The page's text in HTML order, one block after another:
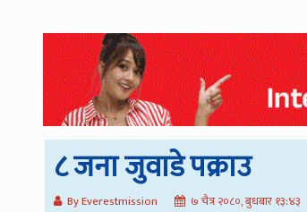
८ जना जुवाडे पक्राउ
By Everestmission ७ चैत्र २०८०, बुधबार १३:४३